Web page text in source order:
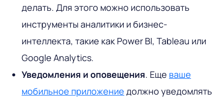
делать. Для этого можно использовать
инструменты аналитики и бизнес-
интеллекта, такие как Power BI, Tableau или
Google Analytics.
Уведомления и оповещения. Еще ваше
мобильное приложение должно уведомлять